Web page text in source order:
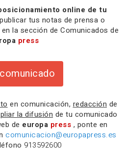
online de tu
tus notas de prensa o
la sección de Comunicados de
press
en comunicación, redacción de
la difusión de tu comunicado
de europa press , ponte en
comunicacion@europapress.es
913592600